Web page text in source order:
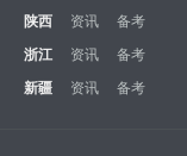
陕西 资讯 备考
浙江 资讯 备考
新疆 资讯 备考